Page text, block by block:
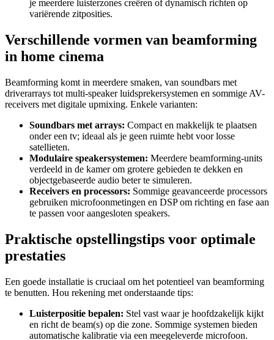
je meerdere luisterzones creëren of dynamisch richten op
variërende zitposities.
Verschillende vormen van beamforming
in home cinema
Beamforming komt in meerdere smaken, van soundbars met
driverarrays tot multi‑speaker luidsprekersystemen en sommige AV-
receivers met digitale upmixing. Enkele varianten:
Soundbars met arrays: Compact en makkelijk te plaatsen
onder een tv; ideaal als je geen ruimte hebt voor losse
satellieten.
Modulaire speakersystemen: Meerdere beamforming‑units
verdeeld in de kamer om grotere gebieden te dekken en
objectgebaseerde audio beter te simuleren.
Receivers en processors: Sommige geavanceerde processors
gebruiken microfoonmetingen en DSP om richting en fase aan
te passen voor aangesloten speakers.
Praktische opstellingstips voor optimale
prestaties
Een goede installatie is cruciaal om het potentieel van beamforming
te benutten. Hou rekening met onderstaande tips:
Luisterpositie bepalen: Stel vast waar je hoofdzakelijk kijkt
en richt de beam(s) op die zone. Sommige systemen bieden
automatische kalibratie via een meegeleverde microfoon.